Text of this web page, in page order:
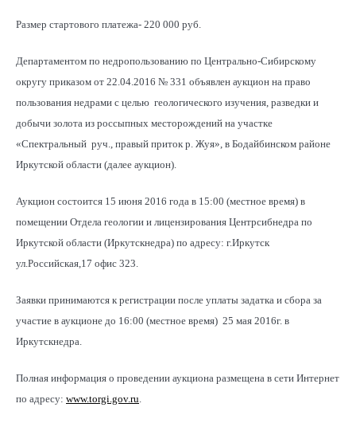
Размер стартового платежа- 220 000 руб.
Департаментом по недропользованию по Центрально-Сибирскому
округу приказом от 22.04.2016 № 331 объявлен аукцион на право
пользования недрами с целью геологического изучения, разведки и
добычи золота из россыпных месторождений на участке
«Спектральный руч., правый приток р. Жуя», в Бодайбинском районе
Иркутской области (далее аукцион).
Аукцион состоится 15 июня 2016 года в 15:00 (местное время) в
помещении Отдела геологии и лицензирования Центрсибнедра по
Иркутской области (Иркутскнедра) по адресу: г.Иркутск
ул.Российская,17 офис 323.
Заявки принимаются к регистрации после уплаты задатка и сбора за
участие в аукционе до 16:00 (местное время) 25 мая 2016г. в
Иркутскнедра.
Полная информация о проведении аукциона размещена в сети Интернет
по адресу: www.torgi.gov.ru